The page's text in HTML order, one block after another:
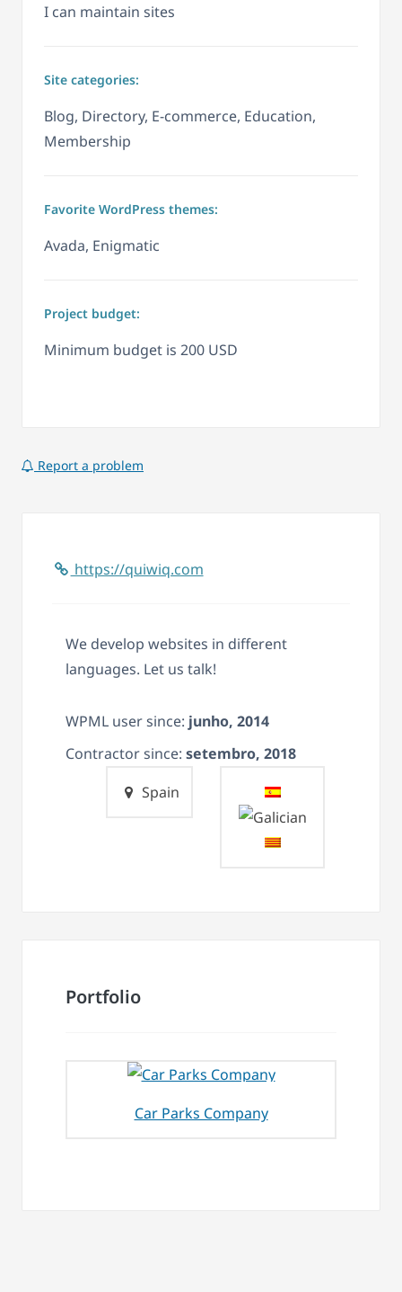
I can maintain sites
Site categories:
Blog, Directory, E-commerce, Education,
Membership
Favorite WordPress themes:
Avada, Enigmatic
Project budget:
Minimum budget is 200 USD
Report a problem
https://quiwiq.com
We develop websites in different
languages. Let us talk!
WPML user since: junho, 2014
Contractor since: setembro, 2018
Spain
Portfolio
Car Parks Company